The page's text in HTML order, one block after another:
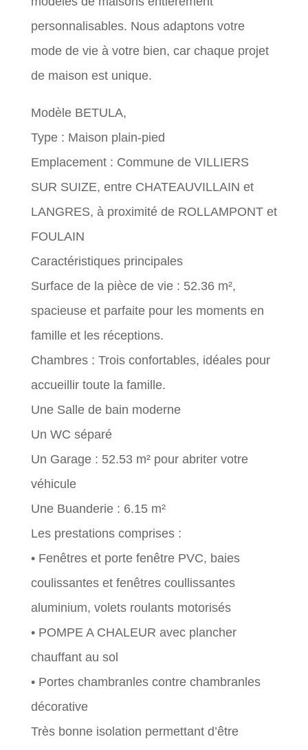
personnalisables. Nous adaptons votre
mode de vie à votre bien, car chaque projet
de maison est unique.
Modèle BETULA,
Type : Maison plain-pied
Emplacement : Commune de VILLIERS
SUR SUIZE, entre CHATEAUVILLAIN et
LANGRES, à proximité de ROLLAMPONT et
FOULAIN
Caractéristiques principales
Surface de la pièce de vie : 52.36 m²,
spacieuse et parfaite pour les moments en
famille et les réceptions.
Chambres : Trois confortables, idéales pour
accueillir toute la famille.
Une Salle de bain moderne
Un WC séparé
Un Garage : 52.53 m² pour abriter votre
véhicule
Une Buanderie : 6.15 m²
Les prestations comprises :
• Fenêtres et porte fenêtre PVC, baies
coulissantes et fenêtres coullissantes
aluminium, volets roulants motorisés
• POMPE A CHALEUR avec plancher
chauffant au sol
• Portes chambranles contre chambranles
décorative
Très bonne isolation permettant d’être